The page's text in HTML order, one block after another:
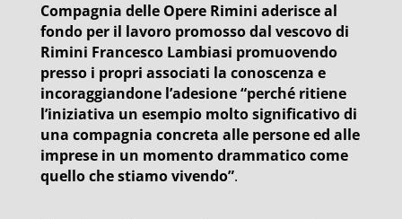
Compagnia delle Opere Rimini aderisce al
fondo per il lavoro promosso dal vescovo di
Rimini Francesco Lambiasi promuovendo
presso i propri associati la conoscenza e
incoraggiandone l’adesione “perché ritiene
l’iniziativa un esempio molto significativo di
una compagnia concreta alle persone ed alle
imprese in un momento drammatico come
quello che stiamo vivendo”.